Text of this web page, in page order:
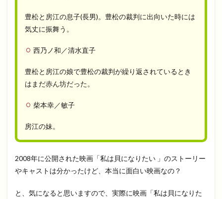
豊松と房江の息子(長男)。豊松の裁判に出向いた時には
気丈に振舞う。
西乃ノ和／清水直子
豊松と房江の娘で豊松の裁判が繰り返されているとき
はまだ赤ん坊だった。
柴本幸／敏子
房江の妹。
2008年に公開された映画「私は貝になりたい 」のストーリー
やキャストは分かったけど、本当に面白い映画なの？
と、気になると思いますので、実際に映画「私は貝になりた